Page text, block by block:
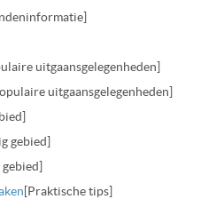
uitgaansgelegenheden]
uitgaansgelegenheden]
gebied]
[Praktische tips]